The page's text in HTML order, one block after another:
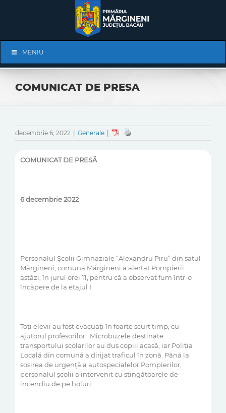
Navigation
MENIU
COMUNICAT DE PRESA
decembrie 6, 2022 Generale
COMUNICAT DE PRESĂ
6 decembrie 2022
Personalul Școlii Gimnaziale ”Alexandru Piru” din satul
Mărgineni, comuna Mărgineni a alertat Pompierii
astăzi, în jurul orei 11, pentru că a observat fum într-o
încăpere de la etajul I.
Toți elevii au fost evacuați în foarte scurt timp, cu
ajutorul profesorilor. Microbuzele destinate
transportului școlarilor au dus copiii acasă, iar Poliția
Locală din comună a dirijat traficul în zonă. Până la
sosirea de urgență a autospecialelor Pompierilor,
personalul școlii a intervenit cu stingătoarele de
incendiu de pe holuri.